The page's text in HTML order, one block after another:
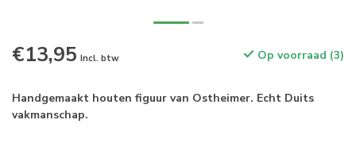
€13,95 Incl. btw Op voorraad (3)
Handgemaakt houten figuur van Ostheimer. Echt Duits
vakmanschap.